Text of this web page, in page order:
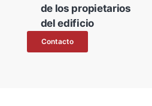
de los propietarios
del edificio
Contacto